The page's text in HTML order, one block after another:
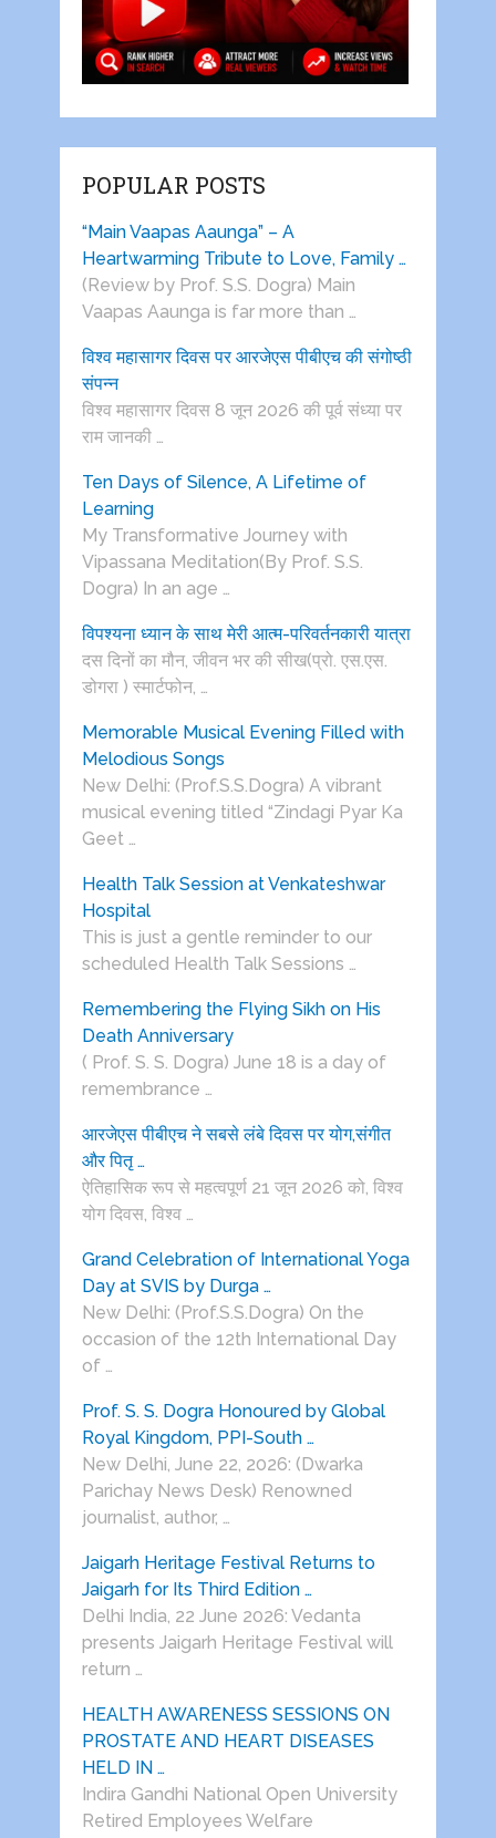
POPULAR POSTS
“Main Vaapas Aaunga” – A
Heartwarming Tribute to Love, Family …
(Review by Prof. S.S. Dogra) Main
Vaapas Aaunga is far more than …
विश्व महासागर दिवस पर आरजेएस पीबीएच की संगोष्ठी
संपन्न
विश्व महासागर दिवस 8 जून 2026 की पूर्व संध्या पर
राम जानकी …
Ten Days of Silence, A Lifetime of
Learning
My Transformative Journey with
Vipassana Meditation(By Prof. S.S.
Dogra) In an age …
विपश्यना ध्यान के साथ मेरी आत्म-परिवर्तनकारी यात्रा
दस दिनों का मौन, जीवन भर की सीख(प्रो. एस.एस.
डोगरा ) स्मार्टफोन, …
Memorable Musical Evening Filled with
Melodious Songs
New Delhi: (Prof.S.S.Dogra) A vibrant
musical evening titled “Zindagi Pyar Ka
Geet …
Health Talk Session at Venkateshwar
Hospital
This is just a gentle reminder to our
scheduled Health Talk Sessions …
Remembering the Flying Sikh on His
Death Anniversary
( Prof. S. S. Dogra) June 18 is a day of
remembrance …
आरजेएस पीबीएच ने सबसे लंबे दिवस पर योग,संगीत
और पितृ …
ऐतिहासिक रूप से महत्वपूर्ण 21 जून 2026 को, विश्व
योग दिवस, विश्व …
Grand Celebration of International Yoga
Day at SVIS by Durga …
New Delhi: (Prof.S.S.Dogra) On the
occasion of the 12th International Day
of …
Prof. S. S. Dogra Honoured by Global
Royal Kingdom, PPI-South …
New Delhi, June 22, 2026: (Dwarka
Parichay News Desk) Renowned
journalist, author, …
Jaigarh Heritage Festival Returns to
Jaigarh for Its Third Edition …
Delhi India, 22 June 2026: Vedanta
presents Jaigarh Heritage Festival will
return …
HEALTH AWARENESS SESSIONS ON
PROSTATE AND HEART DISEASES
HELD IN …
Indira Gandhi National Open University
Retired Employees Welfare